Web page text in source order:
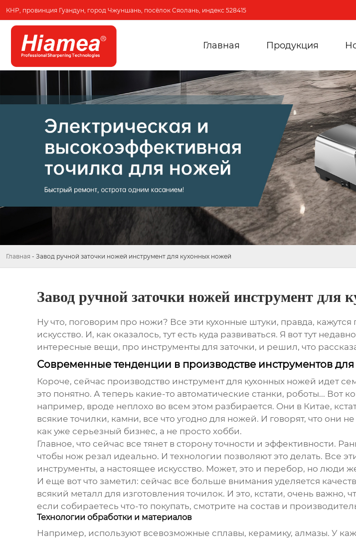
КНР, провинция Гуандун, город Чжуншань, посёлок Сяолань, индекс 528415
Главная Продукция
Главная - Завод ручной заточки ножей инструмент для кухонных ножей
Завод ручной заточки ножей инструмент для
Ну что, поговорим про ножи? Все эти кухонные штуки, правда,
искусство. И, как оказалось, тут есть куда развиваться. Я вот тут
интересные вещи, про инструменты для заточки, и решил, что
Современные тенденции в производстве инструментов для
Короче, сейчас производство инструмент для кухонных ножей идет
это понятно. А теперь какие-то автоматические станки, роботы...
например, вроде неплохо во всем этом разбирается. Они в Китае,
всякие точилки, камни, все что угодно для ножей. И говорят, что они
как уже серьезный бизнес, а не просто хобби.
Главное, что сейчас все тянет в сторону точности и эффективности.
чтобы нож резал идеально. И технологии позволяют это делать. Все
инструменты, а настоящее искусство. Может, это и перебор, но люди
И еще вот что заметил: сейчас все больше внимания уделяется
всякий металл для изготовления точилок. И это, кстати, очень
если собираетесь что-то покупать, смотрите на состав и
Технологии обработки и материалов
Например, используют всевозможные сплавы, керамику, алмазы. У